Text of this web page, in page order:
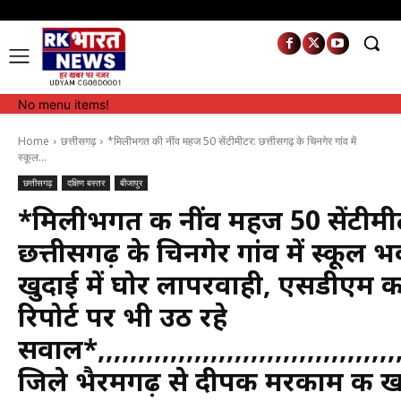
No menu items!
Home छत्तीसगढ़
*मिलीभगत की नींव महज 50 सेंटीमीटर: छत्तीसगढ़ के चिनगेर गांव में
स्कूल...
छत्तीसगढ़ दक्षिण बस्तर बीजापुर
*मिलीभगत की नींव महज 50
छत्तीसगढ़ के चिनगेर गांव में स्कूल
खुदाई में घोर लापरवाही, एसडीएम
रिपोर्ट पर भी उठ रहे
जिले भैरमगढ़ से दीपक मरकाम की